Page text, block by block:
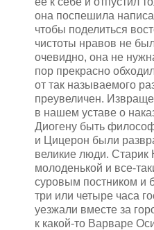
она поспешила
чтобы поделиться
чистоты нравов не
очевидно, она не
пор прекрасно
от так называемого
преувеличен.
в нашем уставе о
Диогену быть
и Цицерон были
великие люди. Старик
молоденькой и все-
суровым постником и
три или четыре часа
уезжали вместе за
к какой-то Варваре